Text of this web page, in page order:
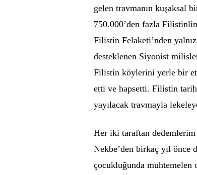
gelen travmanın kuşaksal
750.000’den fazla
Filistin Felaketi’nden
desteklenen Siyonist
Filistin köylerini yerle bir
etti ve hapsetti. Filistin
yayılacak travmayla
Her iki taraftan
Nekbe’den birkaç yıl önce
çocukluğunda muhtemelen